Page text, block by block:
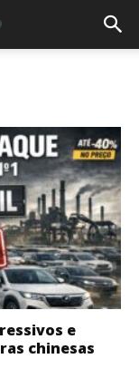
e
chinesas